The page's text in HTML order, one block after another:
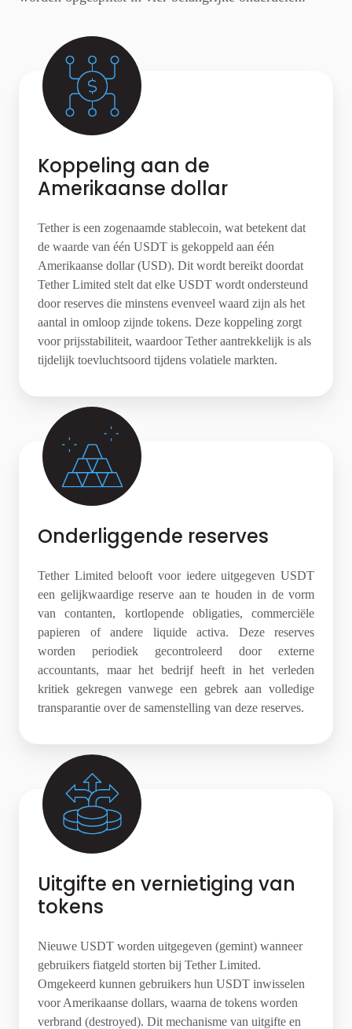
Koppeling aan de
Amerikaanse dollar
Tether is een zogenaamde stablecoin, wat betekent dat
de waarde van één USDT is gekoppeld aan één
Amerikaanse dollar (USD). Dit wordt bereikt doordat
Tether Limited stelt dat elke USDT wordt ondersteund
door reserves die minstens evenveel waard zijn als het
aantal in omloop zijnde tokens. Deze koppeling zorgt
voor prijsstabiliteit, waardoor Tether aantrekkelijk is als
tijdelijk toevluchtsoord tijdens volatiele markten.
Onderliggende reserves
Tether Limited belooft voor iedere uitgegeven USDT
een gelijkwaardige reserve aan te houden in de vorm
van contanten, kortlopende obligaties, commerciële
papieren of andere liquide activa. Deze reserves
worden periodiek gecontroleerd door externe
accountants, maar het bedrijf heeft in het verleden
kritiek gekregen vanwege een gebrek aan volledige
transparantie over de samenstelling van deze reserves.
Uitgifte en vernietiging van
tokens
Nieuwe USDT worden uitgegeven (gemint) wanneer
gebruikers fiatgeld storten bij Tether Limited.
Omgekeerd kunnen gebruikers hun USDT inwisselen
voor Amerikaanse dollars, waarna de tokens worden
verbrand (destroyed). Dit mechanisme van uitgifte en